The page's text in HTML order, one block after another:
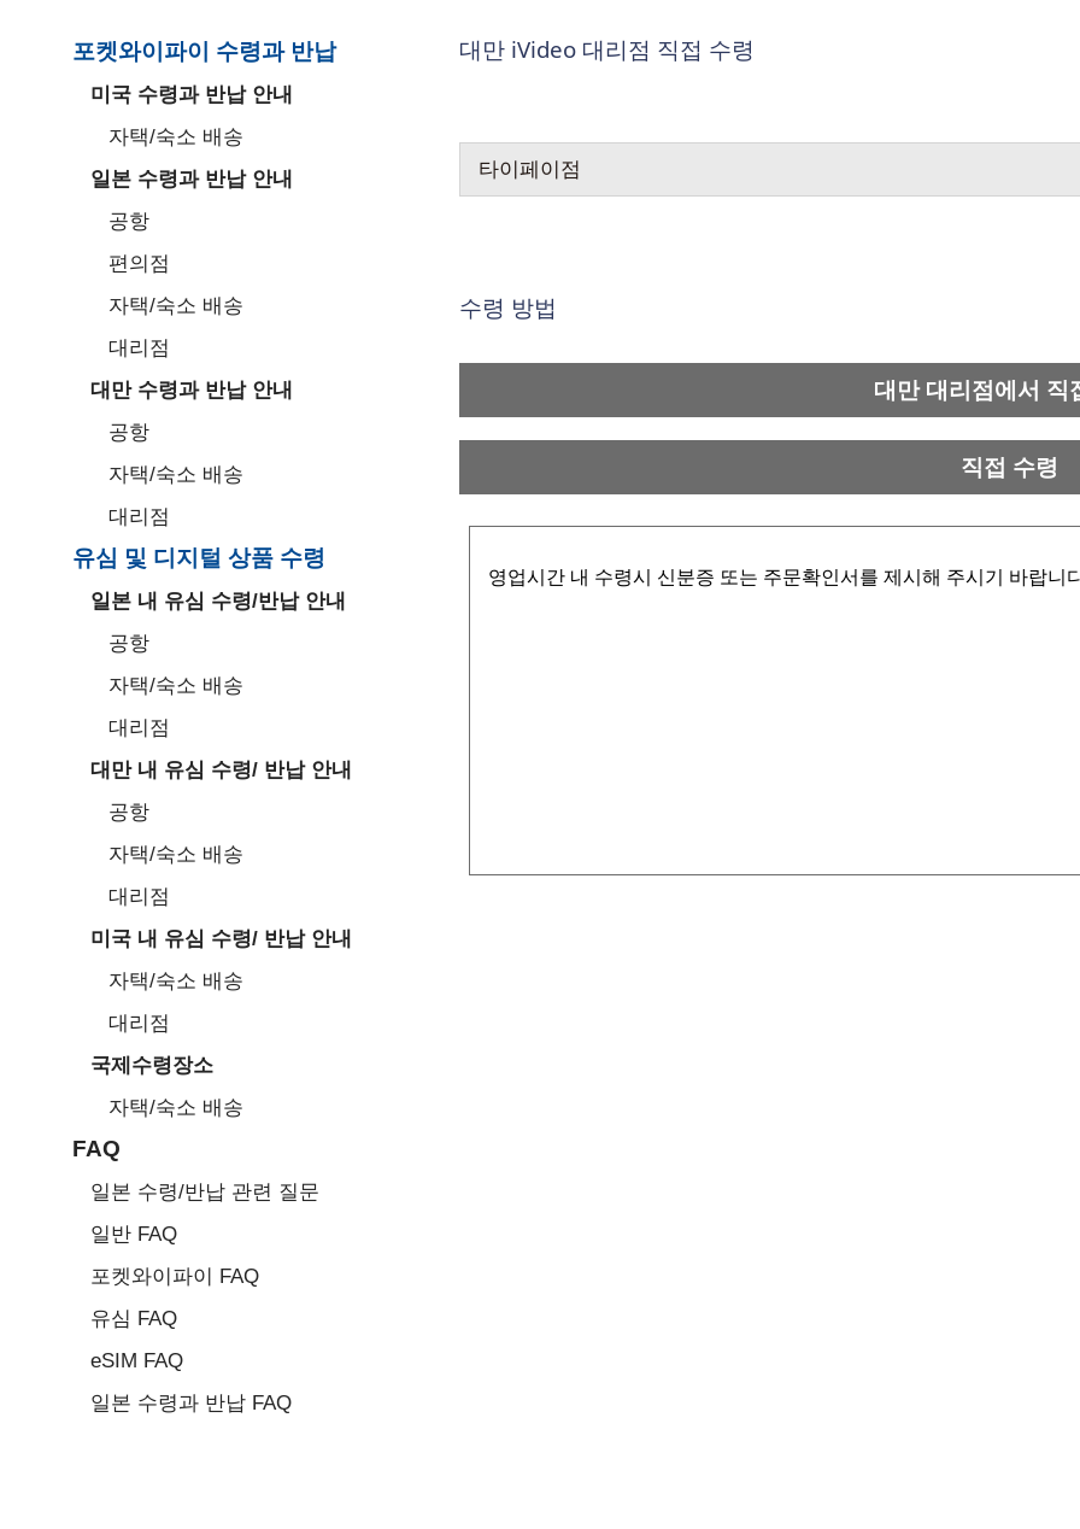
포켓와이파이 수령과 반납
미국 수령과 반납 안내
자택/숙소 배송
일본 수령과 반납 안내
공항
편의점
자택/숙소 배송
대리점
대만 수령과 반납 안내
공항
자택/숙소 배송
대리점
유심 및 디지털 상품 수령
일본 내 유심 수령/반납 안내
공항
자택/숙소 배송
대리점
대만 내 유심 수령/ 반납 안내
공항
자택/숙소 배송
대리점
미국 내 유심 수령/ 반납 안내
자택/숙소 배송
대리점
국제수령장소
자택/숙소 배송
FAQ
일본 수령/반납 관련 질문
일반 FAQ
포켓와이파이 FAQ
유심 FAQ
eSIM FAQ
일본 수령과 반납 FAQ
대만 iVideo 대리점 직접 수령
타이페이점
수령 방법
대만 대리점에서 직
직접 수령
영업시간 내 수령시 신분증 또는 주문확인서를 제시해 주시기 바랍니